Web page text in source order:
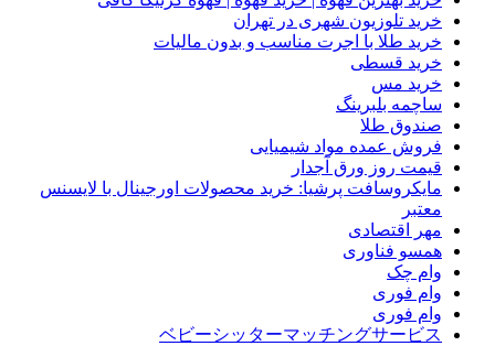
خرید تلوزیون شهری در تهران
خرید طلا با اجرت مناسب و بدون مالیات
خرید قسطی
خرید مس
ساچمه بلبرینگ
صندوق طلا
فروش عمده مواد شیمیایی
قیمت روز ورق آجدار
مایکروسافت پرشیا: خرید محصولات اورجینال با لایسنس
معتبر
مهر اقتصادی
همسو فناوری
وام چک
وام فوری
وام فوری
ベビーシッターマッチングサービス